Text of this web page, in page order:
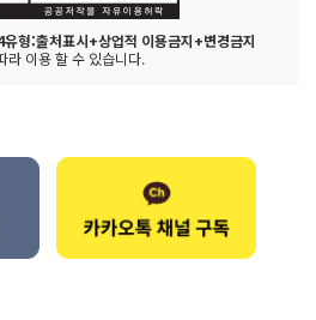
유형:출처표시+상업적 이용금지+변경금지
라 이용 할 수 있습니다.